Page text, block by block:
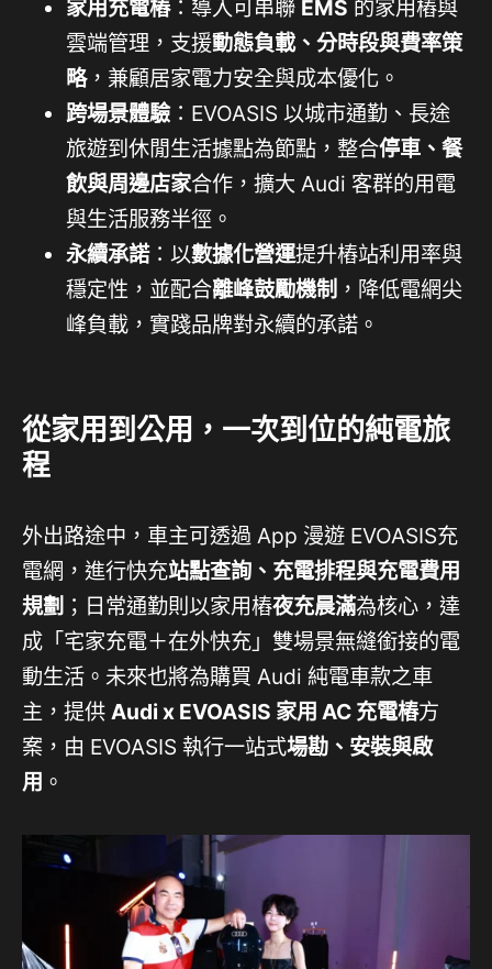
家用充電樁：導入可串聯 EMS 的家用樁與
雲端管理，支援動態負載、分時段與費率策
略，兼顧居家電力安全與成本優化。
跨場景體驗：EVOASIS 以城市通勤、長途
旅遊到休閒生活據點為節點，整合停車、餐
飲與周邊店家合作，擴大 Audi 客群的用電
與生活服務半徑。
永續承諾：以數據化營運提升樁站利用率與
穩定性，並配合離峰鼓勵機制 ，降低電網尖
峰負載，實踐品牌對永續的承諾。
從家用到公用，一次到位的純電旅
程
外出路途中，車主可透過 App 漫遊 EVOASIS充
電網，進行快充站點查詢、充電排程與充電費用
規劃 ；日常通勤則以家用樁夜充晨滿為核心，達
成「宅家充電＋在外快充」雙場景無縫銜接的電
動生活。未來也將為購買 Audi 純電車款之車
主，提供 Audi x EVOASIS 家用 AC 充電樁方
案，由 EVOASIS 執行一站式場勘、安裝與啟
用 。